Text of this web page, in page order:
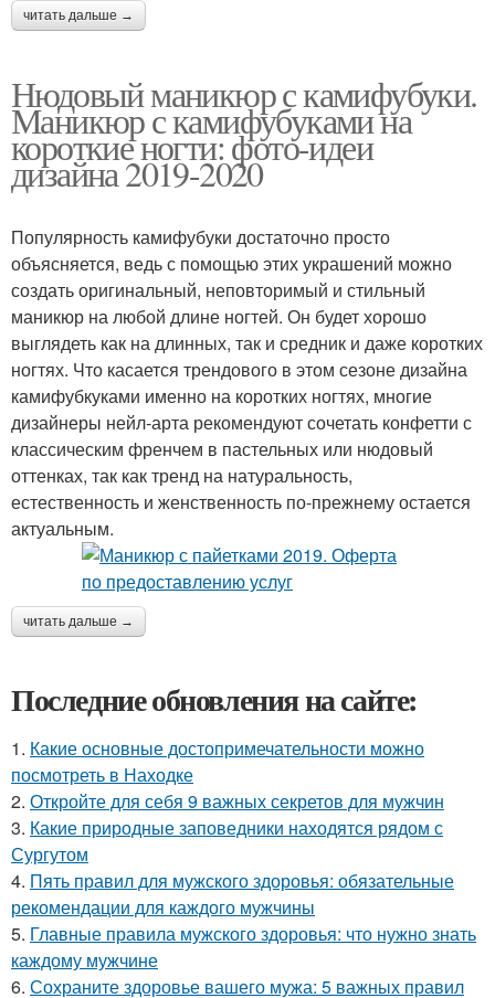
читать дальше →
Нюдовый маникюр с камифубуки.
Маникюр с камифубуками на
короткие ногти: фото-идеи
дизайна 2019-2020
Популярность камифубуки достаточно просто
объясняется, ведь с помощью этих украшений можно
создать оригинальный, неповторимый и стильный
маникюр на любой длине ногтей. Он будет хорошо
выглядеть как на длинных, так и средник и даже коротких
ногтях. Что касается трендового в этом сезоне дизайна
камифубкуками именно на коротких ногтях, многие
дизайнеры нейл-арта рекомендуют сочетать конфетти с
классическим френчем в пастельных или нюдовый
оттенках, так как тренд на натуральность,
естественность и женственность по-прежнему остается
актуальным.
читать дальше →
Последние обновления на сайте:
1. Какие основные достопримечательности можно
посмотреть в Находке
2. Откройте для себя 9 важных секретов для мужчин
3. Какие природные заповедники находятся рядом с
Сургутом
4. Пять правил для мужского здоровья: обязательные
рекомендации для каждого мужчины
5. Главные правила мужского здоровья: что нужно знать
каждому мужчине
6. Сохраните здоровье вашего мужа: 5 важных правил